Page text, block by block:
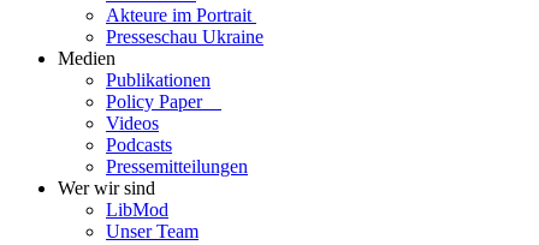
Akteure im Portrait
Pres­se­schau Ukraine
Medien
Publi­ka­tio­nen
Policy Paper
Videos
Pod­casts
Pres­se­mit­tei­lun­gen
Wer wir sind
LibMod
Unser Team